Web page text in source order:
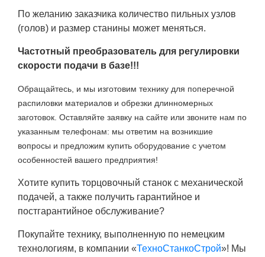
По желанию заказчика количество пильных узлов
(голов) и размер станины может меняться.
Частотный преобразователь для регулировки
скорости подачи в базе!!!
Обращайтесь, и мы изготовим технику для поперечной
распиловки материалов и обрезки длинномерных
заготовок. Оставляйте заявку на сайте или звоните нам по
указанным телефонам: мы ответим на возникшие
вопросы и предложим купить оборудование с учетом
особенностей вашего предприятия!
Хотите купить торцовочный станок с механической
подачей, а также получить гарантийное и
постгарантийное обслуживание?
Покупайте технику, выполненную по немецким
технологиям, в компании «ТехноСтанкоСтрой»! Мы